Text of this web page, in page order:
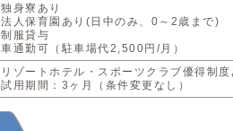
独身寮あり
法人保育園あり(日中のみ、0～2歳まで)
制服貸与
車通勤可（駐車場代2,500円/月）
リゾートホテル・スポーツクラブ優得制
試用期間：3ヶ月（条件変更なし）